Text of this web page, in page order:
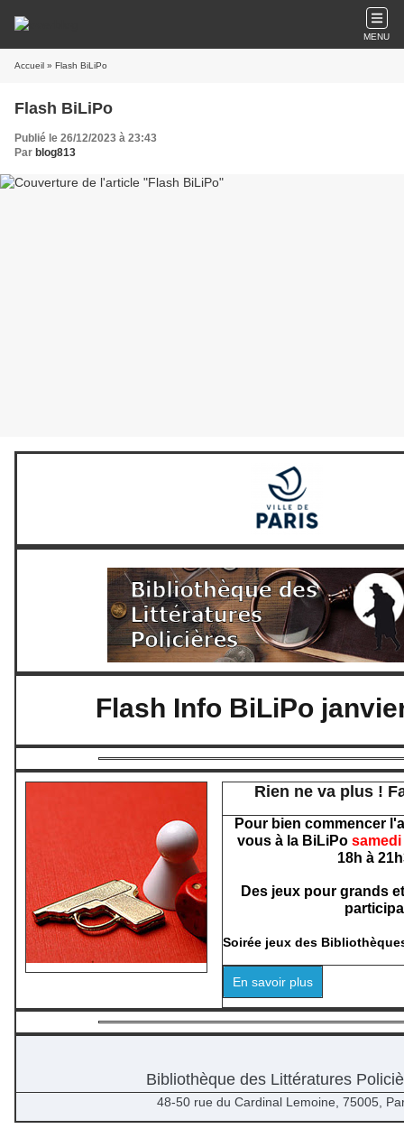
MENU
Accueil » Flash BiLiPo
Flash BiLiPo
Publié le 26/12/2023 à 23:43
Par blog813
Flash Info BiLiPo
Rien ne va plus !
Pour bien commencer
vous à la BiLiPosamedi
18h à
Des jeux pour grands
Soirée jeux des
En savoir plus
Bibliothèque des Littératures
48-50 rue du Cardinal Lemoine, 75005,